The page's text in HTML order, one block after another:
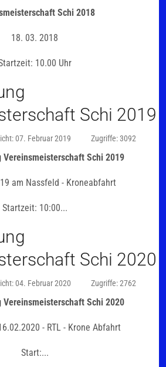
Schi 2018
18. 03. 2018
10.00 Uhr
Schi 2019
07. Februar 2019 Zugriffe: 3092
Vereinsmeisterschaft Schi 2019
am Nassfeld - Kroneabfahrt
Startzeit: 10:00...
Schi 2020
04. Februar 2020 Zugriffe: 2762
Vereinsmeisterschaft Schi 2020
- RTL - Krone Abfahrt
Start:...